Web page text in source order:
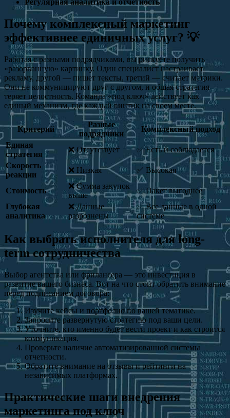
Регулярная аналитика и отчетность
Почему комплексный маркетинг
эффективнее единичных услуг? 💡
Работая с разными подрядчиками, вы рискуете получить
«разорванную» картинку. Один специалист настраивает
рекламу, другой — пишет тексты, третий — считает метрики.
Они не коммуницируют друг с другом, и общая стратегия
теряет целостность. Команда «под ключ» действует как
единый механизм, где каждый винтик на своем месте.
Критерий
Разные
подрядчики
Комплексный подход
Единая
стратегия
❌ Отсутствует
✅ Есть и соблюдается
Скорость
реакции
❌ Низкая ✅ Высокая
Стоимость
❌ Сумма закупок
выше
✅ Пакет выгоднее
Глубокая
аналитика
❌ Данные
разрознены
✅ Все данные в одной
системе
Как выбрать исполнителя для long-
term сотрудничества
Выбор агентства или фрилансера — это инвестиция в
развитие вашего бизнеса. Вот на что стоит обратить внимание
перед подписанием договора:
Изучите кейсы и портфолио по вашей тематике.
Запросите развернутую стратегию под ваши цели.
Уточните, кто именно будет вести проект и как строится
коммуникация.
Проверьте наличие автоматизированной системы
отчетности.
Обратите внимание на отзывы и рейтинги на
независимых платформах.
Практические шаги внедрения
маркетинга под ключ